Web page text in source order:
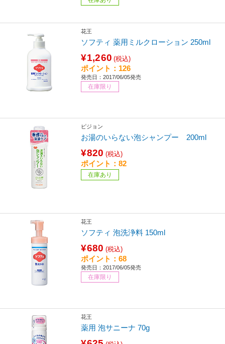
花王
ソフティ 薬用ミルクローション 250ml
¥1,260 (税込)
ポイント：126
発売日：2017/06/05発売
在庫限り
ピジョン
お湯のいらない泡シャンプー 200ml
¥820 (税込)
ポイント：82
在庫あり
花王
ソフティ 泡洗浄料 150ml
¥680 (税込)
ポイント：68
発売日：2017/06/05発売
在庫限り
花王
薬用 泡サニーナ 70g